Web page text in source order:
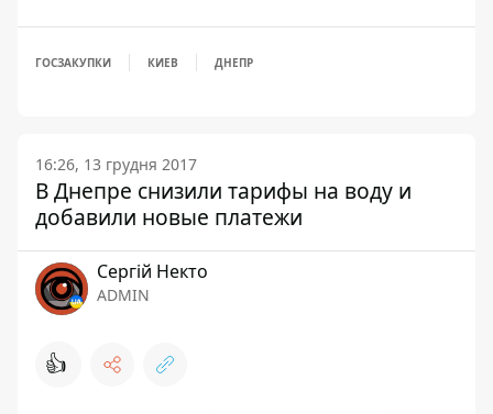
ГОСЗАКУПКИ КИЕВ ДНЕПР
16:26, 13 грудня 2017
В Днепре снизили тарифы на воду и
добавили новые платежи
Сергій Некто
ADMIN
👍